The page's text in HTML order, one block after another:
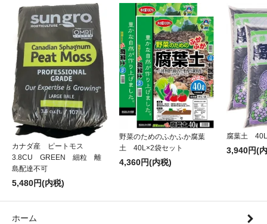
カナダ産 ピートモス
3.8CU GREEN 細粒 離
島配達不可
5,480円(内税)
野菜のためのふかふか腐葉
土 40L×2袋セット
4,360円(内税)
腐葉土
3,940円(
ホーム